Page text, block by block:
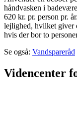
håndvasken i
620 kr. pr. person pr.
lejlighed, hvilket giver
hvis der bor to
Se også: Vandspareråd
Videncenter